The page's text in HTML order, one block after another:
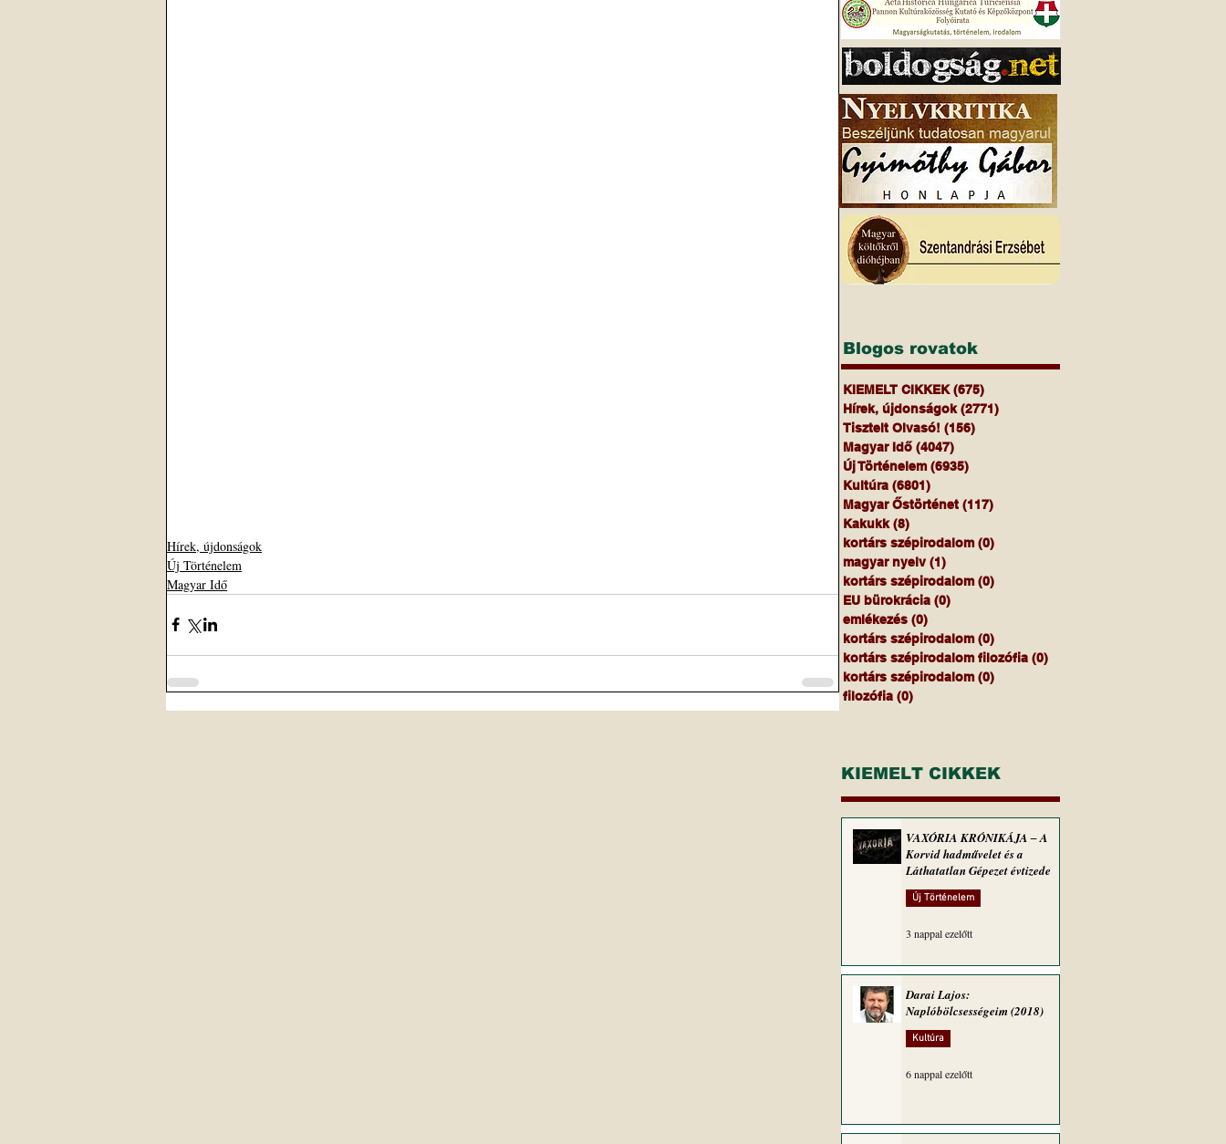
Hírek, újdonságok
Új Történelem
Magyar Idő
Blogos rovatok
KIEMELT CIKKEK (675)
Hírek, újdonságok (2771)
Tisztelt Olvasó! (156)
Magyar Idő (4047)
Új Történelem (6935)
Kultúra (6801)
Magyar Őstörténet (117)
Kakukk (8)
kortárs szépirodalom (0)
magyar nyelv (1)
kortárs szépirodalom (0)
EU bürokrácia (0)
emlékezés (0)
kortárs szépirodalom (0)
kortárs szépirodalom filozófia (0)
kortárs szépirodalom (0)
filozófia (0)
KIEMELT CIKKEK
VAXÓRIA KRÓNIKÁJA ‒ A
Korvid hadművelet és a
Láthatatlan Gépezet évtizede
Új Történelem
3 nappal ezelőtt
Darai Lajos:
Naplóbölcsességeim (2018)
Kultúra
6 nappal ezelőtt